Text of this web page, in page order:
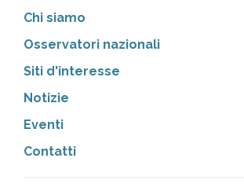
Chi siamo
Osservatori nazionali
Siti d'interesse
Notizie
Eventi
Contatti